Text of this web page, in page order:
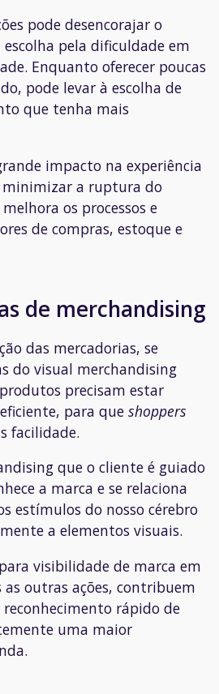
pode desencorajar o
pela dificuldade em
Enquanto oferecer poucas
pode levar à escolha de
que tenha mais
impacto na experiência
minimizar a ruptura do
os processos e
de compras, estoque e
de merchandising
das mercadorias, se
do visual merchandising
precisam estar
para que shoppers
facilidade.
que o cliente é guiado
a marca e se relaciona
estímulos do nosso cérebro
a elementos visuais.
visibilidade de marca em
outras ações, contribuem
rápido de
uma maior